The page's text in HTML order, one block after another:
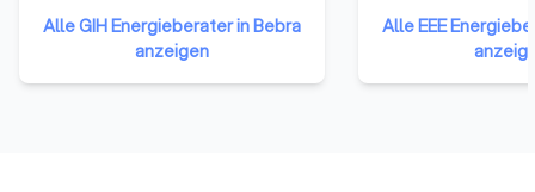
Der Bundesverband GIH e.V. ist
regional strukturiert. Als
Dachverband von 13
Mitgliedsvereinen in den
Alle GIH Energieberater in Bebra
anzeigen
nachweislich
Fachkräfte für
energieeffizientes
nachhaltiges
Alle EEE